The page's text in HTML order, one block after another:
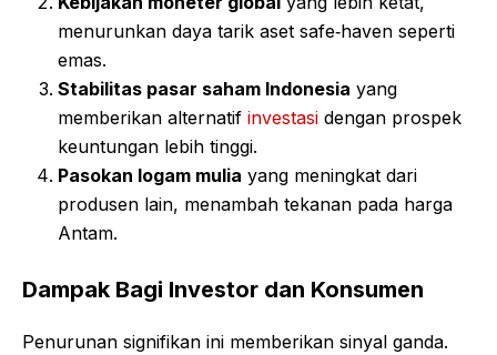
menurunkan daya tarik aset safe‑haven seperti
emas.
Stabilitas pasar saham Indonesia yang
memberikan alternatif investasi dengan prospek
keuntungan lebih tinggi.
Pasokan logam mulia yang meningkat dari
produsen lain, menambah tekanan pada harga
Antam.
Dampak Bagi Investor dan Konsumen
Penurunan signifikan ini memberikan sinyal ganda.